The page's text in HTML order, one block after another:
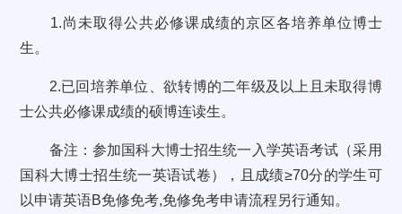
1.尚未取得公共必修课成绩的京区各培养单位博士
生。
2.已回培养单位、欲转博的二年级及以上且未取得博
士公共必修课成绩的硕博连读生。
备注：参加国科大博士招生统一入学英语考试（采用
国科大博士招生统一英语试卷），且成绩≥70分的学生可
以申请英语B免修免考,免修免考申请流程另行通知。